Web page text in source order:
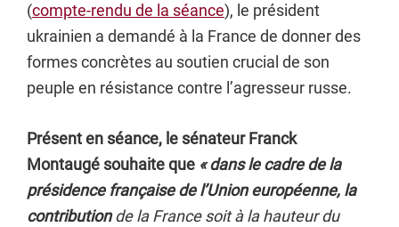
(compte-rendu de la séance), le président
ukrainien a demandé à la France de donner des
formes concrètes au soutien crucial de son
peuple en résistance contre l’agresseur russe.
Présent en séance, le sénateur Franck
Montaugé souhaite que « dans le cadre de la
présidence française de l’Union européenne, la
contributionde la France soit à la hauteur du